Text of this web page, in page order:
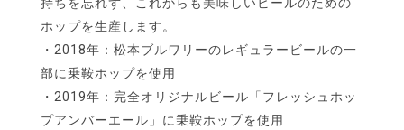
ホップを生産します。
・2018年：松本ブルワリーのレギュラービールの一
部に乗鞍ホップを使用
・2019年：完全オリジナルビール「フレッシュホッ
プアンバーエール」に乗鞍ホップを使用